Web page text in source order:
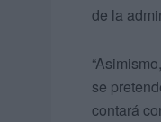
de la
se
contará